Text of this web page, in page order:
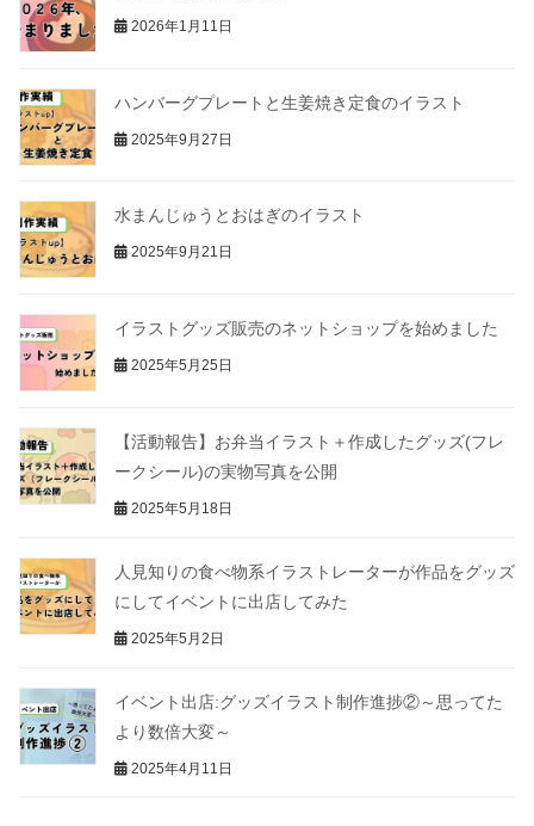
2026年1月11日
ハンバーグプレートと生姜焼き定食のイラスト
2025年9月27日
水まんじゅうとおはぎのイラスト
2025年9月21日
イラストグッズ販売のネットショップを始めました
2025年5月25日
【活動報告】お弁当イラスト＋作成したグッズ(フレ
ークシール)の実物写真を公開
2025年5月18日
人見知りの食べ物系イラストレーターが作品をグッズ
にしてイベントに出店してみた
2025年5月2日
イベント出店:グッズイラスト制作進捗②～思ってた
より数倍大変～
2025年4月11日